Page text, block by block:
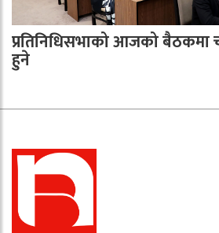
प्रतिनिधिसभाको आजको बैठकमा
हुने